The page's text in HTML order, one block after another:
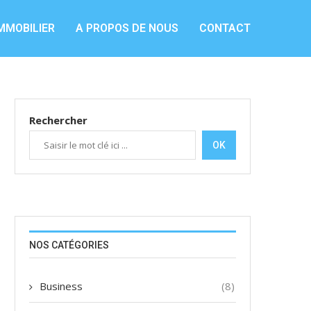
A PROPOS DE NOUS CONTACT
Rechercher
OK
NOS CATÉGORIES
Business (8)